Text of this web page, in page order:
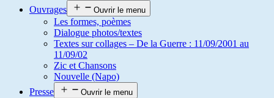
Ouvrages
Ouvrir le menu
Les formes, poèmes
Dialogue photos/textes
Textes sur collages – De la Guerre : 11/09/2001 au
11/09/02
Zic et Chansons
Nouvelle (Napo)
Presse
Ouvrir le menu